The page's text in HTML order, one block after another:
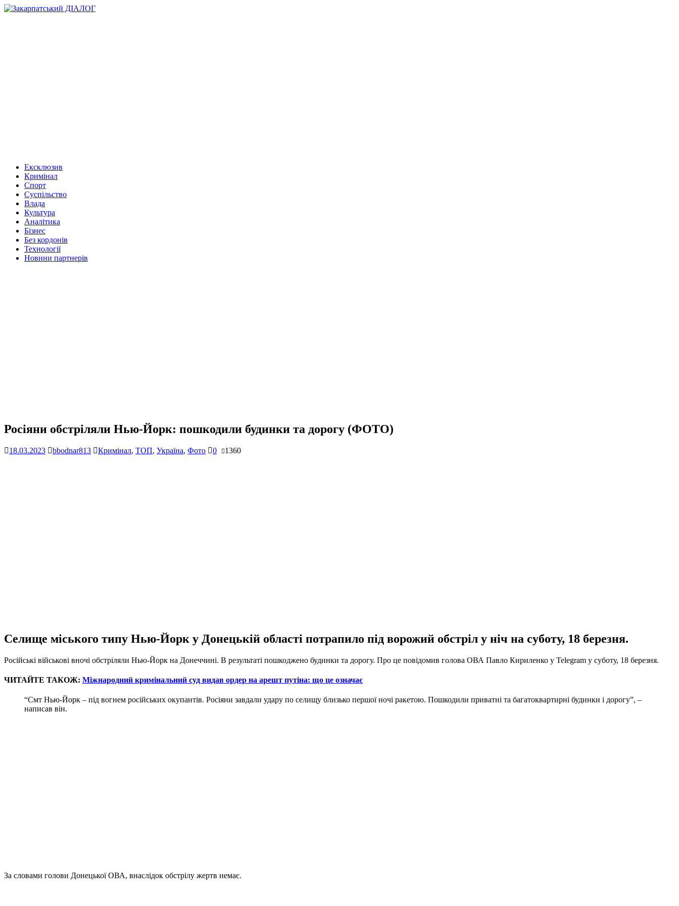
Ексклюзив
Кримінал
Спорт
Суспільство
Влада
Культура
Аналітика
Бізнес
Без кордонів
Технології
Новини партнерів
Росіяни обстріляли Нью-Йорк: пошкодили будинки та дорогу (ФОТО)
18.03.2023 bbodnar813 Кримінал, ТОП, Україна, Фото 0 1360
Селище міського типу Нью-Йорк у Донецькій області потрапило під ворожий обстріл у ніч на суботу, 18 березня.
Російські військові вночі обстріляли Нью-Йорк на Донеччині. В результаті пошкоджено будинки та дорогу. Про це повідомив голова ОВА Павло Кириленко у Telegram у суботу, 18 березня.
ЧИТАЙТЕ ТАКОЖ: Міжнародний кримінальний суд видав ордер на арешт путіна: що це означає
“Смт Нью-Йорк – під вогнем російських окупантів. Росіяни завдали удару по селищу близько першої ночі ракетою. Пошкодили приватні та багатоквартирні будинки і дорогу”, –
написав він.
За словами голови Донецької ОВА, внаслідок обстрілу жертв немає.